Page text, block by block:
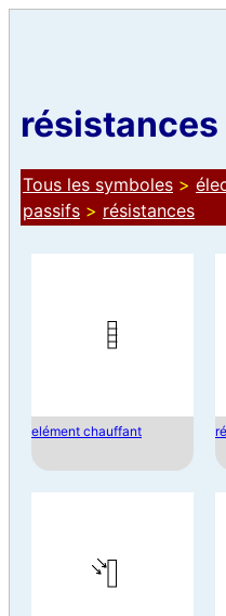
résistances
Tous les symboles >
passifs > résistances
elément chauffant